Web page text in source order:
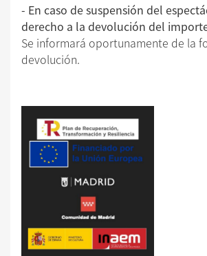
- En caso de suspensión del
derecho a la devolución del
Se informará oportunamente de la
devolución.